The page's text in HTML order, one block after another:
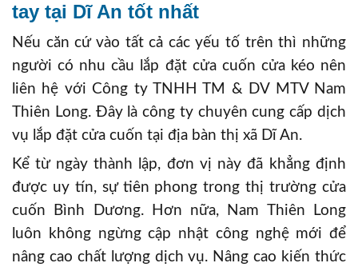
tay tại Dĩ An tốt nhất
Nếu căn cứ vào tất cả các yếu tố trên thì những
người có nhu cầu lắp đặt cửa cuốn cửa kéo nên
liên hệ với Công ty TNHH TM & DV MTV Nam
Thiên Long. Đây là công ty chuyên cung cấp dịch
vụ lắp đặt cửa cuốn tại địa bàn thị xã Dĩ An.
Kể từ ngày thành lập, đơn vị này đã khẳng định
được uy tín, sự tiên phong trong thị trường cửa
cuốn Bình Dương. Hơn nữa, Nam Thiên Long
luôn không ngừng cập nhật công nghệ mới để
nâng cao chất lượng dịch vụ. Nâng cao kiến thức